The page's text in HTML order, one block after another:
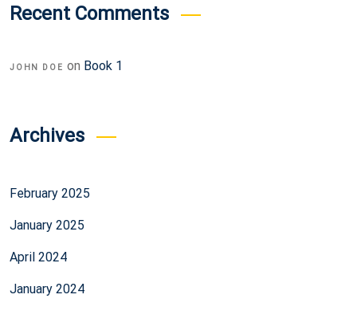
Recent Comments
JOHN DOE on Book 1
Archives
February 2025
January 2025
April 2024
January 2024